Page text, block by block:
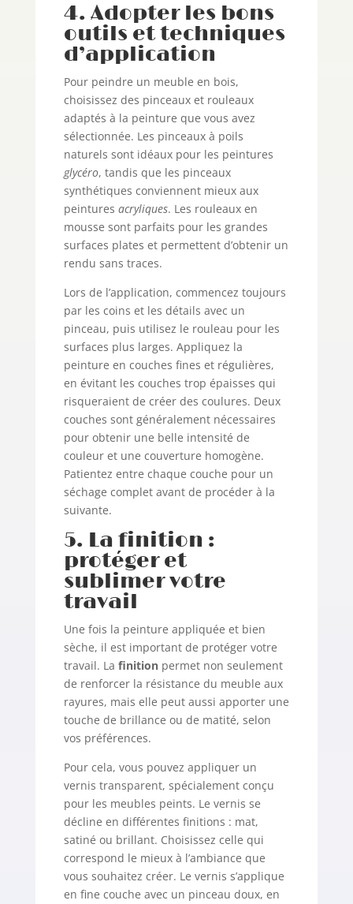
4. Adopter les bons
outils et techniques
d’application
Pour peindre un meuble en bois,
choisissez des pinceaux et rouleaux
adaptés à la peinture que vous avez
sélectionnée. Les pinceaux à poils
naturels sont idéaux pour les peintures
glycéro, tandis que les pinceaux
synthétiques conviennent mieux aux
peintures acryliques. Les rouleaux en
mousse sont parfaits pour les grandes
surfaces plates et permettent d’obtenir un
rendu sans traces.
Lors de l’application, commencez toujours
par les coins et les détails avec un
pinceau, puis utilisez le rouleau pour les
surfaces plus larges. Appliquez la
peinture en couches fines et régulières,
en évitant les couches trop épaisses qui
risqueraient de créer des coulures. Deux
couches sont généralement nécessaires
pour obtenir une belle intensité de
couleur et une couverture homogène.
Patientez entre chaque couche pour un
séchage complet avant de procéder à la
suivante.
5. La finition :
protéger et
sublimer votre
travail
Une fois la peinture appliquée et bien
sèche, il est important de protéger votre
travail. La finition permet non seulement
de renforcer la résistance du meuble aux
rayures, mais elle peut aussi apporter une
touche de brillance ou de matité, selon
vos préférences.
Pour cela, vous pouvez appliquer un
vernis transparent, spécialement conçu
pour les meubles peints. Le vernis se
décline en différentes finitions : mat,
satiné ou brillant. Choisissez celle qui
correspond le mieux à l’ambiance que
vous souhaitez créer. Le vernis s’applique
en fine couche avec un pinceau doux, en